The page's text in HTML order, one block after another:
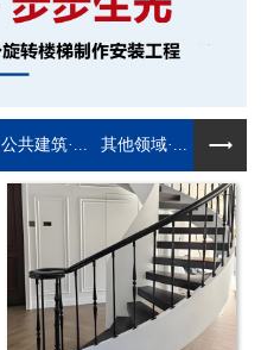
公共建筑·... 其他领域·...